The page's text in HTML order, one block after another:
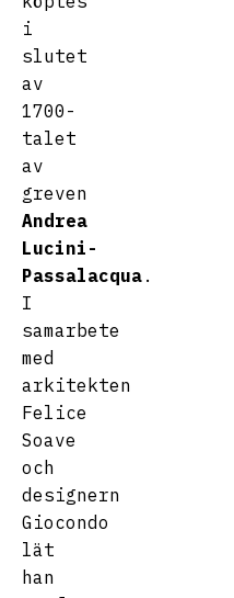
i
slutet
av
1700-
talet
av
greven
Andrea
Lucini-
Passalacqua .
I
samarbete
med
arkitekten
Felice
Soave
och
designern
Giocondo
lät
han